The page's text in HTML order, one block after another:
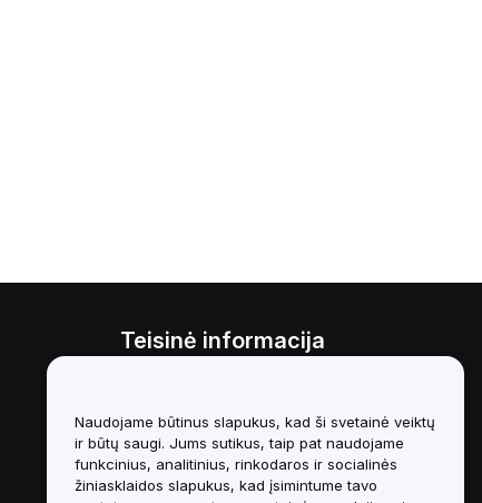
Teisinė informacija
Saugojimo ir administravimo
politikos santrauka
ESG informacija
Naudojame būtinus slapukus, kad ši svetainė veiktų
ir būtų saugi. Jums sutikus, taip pat naudojame
funkcinius, analitinius, rinkodaros ir socialinės
žiniasklaidos slapukus, kad įsimintume tavo